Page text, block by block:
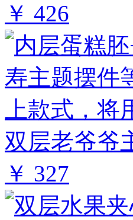
￥ 426
双层老爷爷
￥ 327